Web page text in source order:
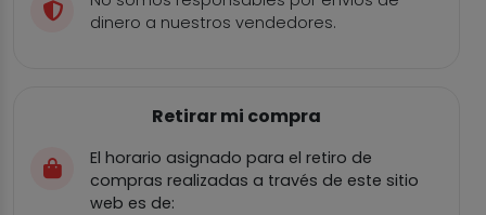
dinero a nuestros vendedores.
Retirar mi compra
El horario asignado para el retiro de
compras realizadas a través de este sitio
web es de: